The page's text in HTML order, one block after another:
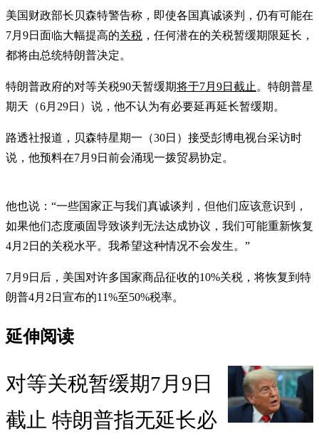
美国财政部长贝森特警告称，即使各国真诚谈判，仍有可能在
7月9日面临大幅提高的关税 ，任何潜在的关税暂缓期限延长，
都将由总统特朗普决定。
特朗普政府的对等关税90天暂缓期将于7月9日截止 。特朗普星
期天（6月29日）说，他不认为有必要延再延长暂缓期。
路透社报道，贝森特星期一（30日）接受彭博电视台采访时
说，他预料在7月9日前会涌现一拨贸易协定。
他也说：“一些国家正与我们真诚谈判，但他们应该意识到，
如果他们态度顽固导致谈判无法达成协议，我们可能重新恢复
4月2日的关税水平。我希望这种情况不会发生。”
7月9日后，美国对许多国家商品征收的10%关税，将恢复到特
朗普4月2日宣布的11%至50%税率。
延伸阅读
对等关税暂缓期7月9日
截止 特朗普指无延长必